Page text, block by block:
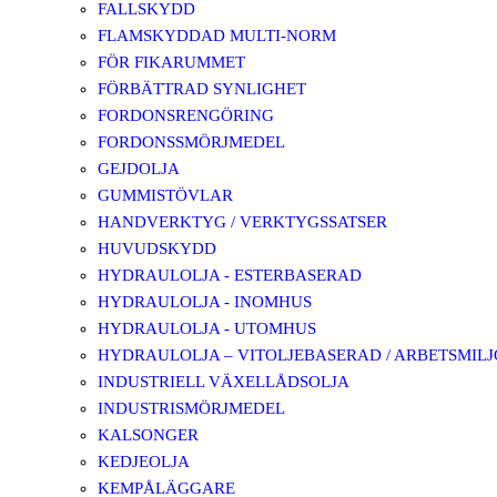
FALLSKYDD
FLAMSKYDDAD MULTI-NORM
FÖR FIKARUMMET
FÖRBÄTTRAD SYNLIGHET
FORDONSRENGÖRING
FORDONSSMÖRJMEDEL
GEJDOLJA
GUMMISTÖVLAR
HANDVERKTYG / VERKTYGSSATSER
HUVUDSKYDD
HYDRAULOLJA - ESTERBASERAD
HYDRAULOLJA - INOMHUS
HYDRAULOLJA - UTOMHUS
HYDRAULOLJA – VITOLJEBASERAD /
INDUSTRIELL VÄXELLÅDSOLJA
INDUSTRISMÖRJMEDEL
KALSONGER
KEDJEOLJA
KEMPÅLÄGGARE